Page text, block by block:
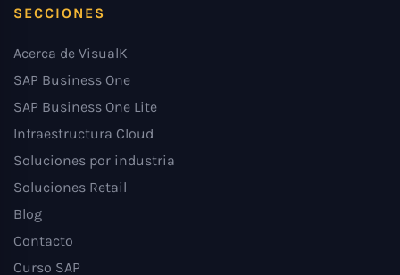
SECCIONES
Acerca de VisualK
SAP Business One
SAP Business One Lite
Infraestructura Cloud
Soluciones por industria
Soluciones Retail
Blog
Contacto
Curso SAP